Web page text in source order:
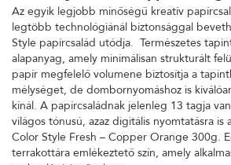
Az egyik legjobb minőségű kreatív
legtöbb technológiánál biztonsággal
Style papírcsalád utódja. Természetes
alapanyag, amely minimálisan strukturált
papír megfelelő volumene biztosítja a
mélységet, de dombornyomáshoz is
kínál. A papírcsaládnak jelenleg 13 tagja
világos tónusú, azaz digitális nyomtatásra is
Color Style Fresh – Copper Orange 300g.
terrakottára emlékeztető szín, amely